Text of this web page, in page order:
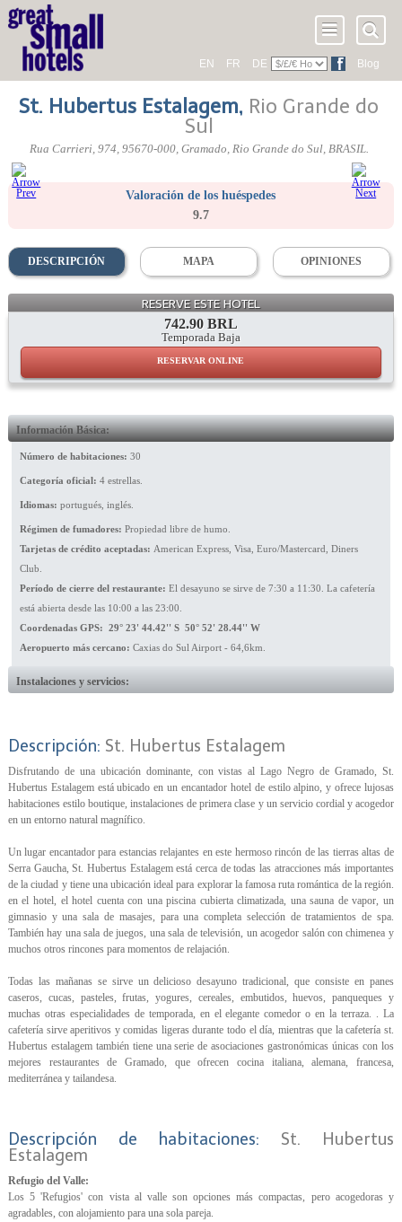
EN FR DE Blog
St. Hubertus Estalagem, Rio Grande do
Sul
Rua Carrieri, 974, 95670-000, Gramado, Rio Grande do Sul, BRASIL.
Valoración de los huéspedes
9.7
DESCRIPCIÓN MAPA OPINIONES
RESERVE ESTE HOTEL
742.90 BRL
Temporada Baja
RESERVAR ONLINE
Información Básica:
Número de habitaciones: 30
Categoría oficial: 4 estrellas.
Idiomas: portugués, inglés.
Régimen de fumadores: Propiedad libre de humo.
Tarjetas de crédito aceptadas: American Express, Visa, Euro/Mastercard, Diners
Club.
Período de cierre del restaurante: El desayuno se sirve de 7:30 a 11:30. La cafetería
está abierta desde las 10:00 a las 23:00.
Coordenadas GPS: 29° 23' 44.42'' S 50° 52' 28.44'' W
Aeropuerto más cercano: Caxias do Sul Airport - 64,6km.
Instalaciones y servicios:
Descripción: St. Hubertus Estalagem
Disfrutando de una ubicación dominante, con vistas al Lago Negro de Gramado, St.
Hubertus Estalagem está ubicado en un encantador hotel de estilo alpino, y ofrece lujosas
habitaciones estilo boutique, instalaciones de primera clase y un servicio cordial y acogedor
en un entorno natural magnífico.
Un lugar encantador para estancias relajantes en este hermoso rincón de las tierras altas de
Serra Gaucha, St. Hubertus Estalagem está cerca de todas las atracciones más importantes
de la ciudad y tiene una ubicación ideal para explorar la famosa ruta romántica de la región.
en el hotel, el hotel cuenta con una piscina cubierta climatizada, una sauna de vapor, un
gimnasio y una sala de masajes, para una completa selección de tratamientos de spa.
También hay una sala de juegos, una sala de televisión, un acogedor salón con chimenea y
muchos otros rincones para momentos de relajación.
Todas las mañanas se sirve un delicioso desayuno tradicional, que consiste en panes
caseros, cucas, pasteles, frutas, yogures, cereales, embutidos, huevos, panqueques y
muchas otras especialidades de temporada, en el elegante comedor o en la terraza. . La
cafetería sirve aperitivos y comidas ligeras durante todo el día, mientras que la cafetería st.
Hubertus estalagem también tiene una serie de asociaciones gastronómicas únicas con los
mejores restaurantes de Gramado, que ofrecen cocina italiana, alemana, francesa,
mediterránea y tailandesa.
Descripción de habitaciones: St. Hubertus
Estalagem
Refugio del Valle:
Los 5 'Refugios' con vista al valle son opciones más compactas, pero acogedoras y
agradables, con alojamiento para una sola pareja.